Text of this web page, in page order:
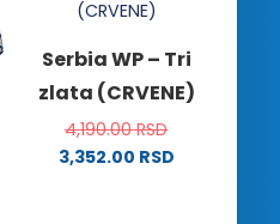
Serbia WP – Tri
zlata (CRVENE)
4,190.00RSD
3,352.00 RSD